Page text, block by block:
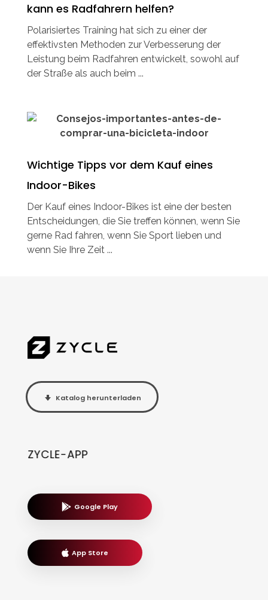
kann es Radfahrern helfen?
Polarisiertes Training hat sich zu einer der
effektivsten Methoden zur Verbesserung der
Leistung beim Radfahren entwickelt, sowohl auf
der Straße als auch beim ...
Wichtige Tipps vor dem Kauf eines
Indoor-Bikes
Der Kauf eines Indoor-Bikes ist eine der besten
Entscheidungen, die Sie treffen können, wenn Sie
gerne Rad fahren, wenn Sie Sport lieben und
wenn Sie Ihre Zeit ...
Katalog herunterladen
ZYCLE-APP
Google Play
App Store